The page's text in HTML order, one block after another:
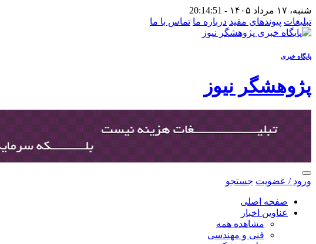
شنبه، ۱۷ مرداد ۱۴۰۵ -
20:14:51
تبلیغات پیوندهای مفید درباره ما تماس با ما
پایگاه خبری
پژوهشگر نیوز
ورود / عضویت جستجو
صفحه اصلی
عناوین اخبار
مشاهده همه
فنی و مهندسی